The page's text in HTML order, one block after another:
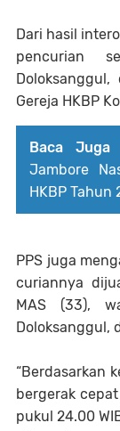
Dari hasil
pencurian
Gereja HKBP
Baca Juga
Jambore
HKBP Tahun
PPS juga
curiannya
MAS (33),
Doloksanggul,
“Berdasarkan
bergerak
pukul 24.00